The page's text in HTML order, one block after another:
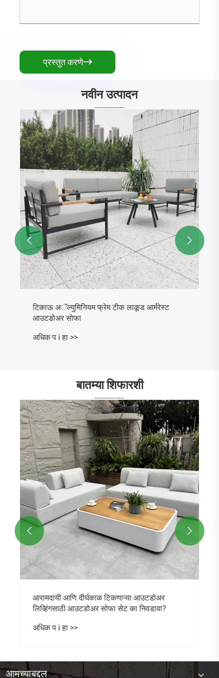
प्रस्तुत करणे
नवीन उत्पादन
अ‍ॅल्युमिनियम सिंगल चेअर सोफा फूटरेस्ट संयोजन
अधिक प i हा >>
 
बातम्या शिफारशी
आउटडोअर स्पेस अपग्रेड: पॅटिओ ते "सेकंड लिव्हिंग रूम"
पर्यंत नवीन जीवनशैली
अधिक प i हा >>
 
आमच्याबद्दल